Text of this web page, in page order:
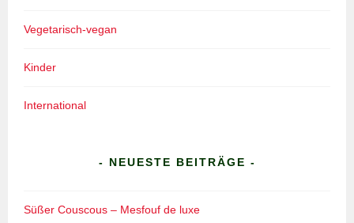
Vegetarisch-vegan
Kinder
International
- NEUESTE BEITRÄGE -
Süßer Couscous – Mesfouf de luxe